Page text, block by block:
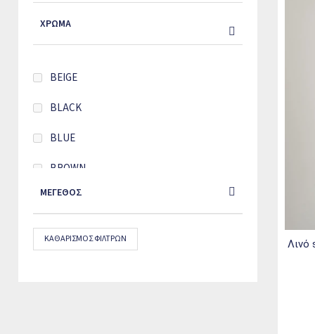
ΧΡΏΜΑ
BEIGE
BLACK
BLUE
BROWN
GREY
OFF WHITE
ΜΈΓΕΘΟΣ
ΚΑΘΑΡΙΣΜΌΣ ΦΊΛΤΡΩΝ
λινό shacket με ρυθμιζόμενη μέση - deep